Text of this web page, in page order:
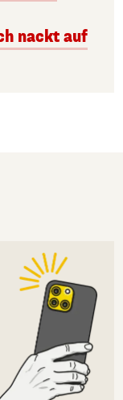
nackt auf